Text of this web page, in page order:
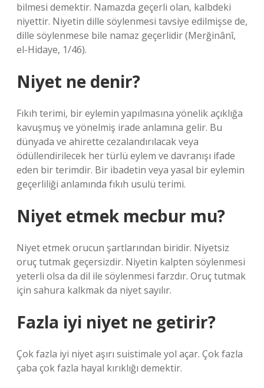
bilmesi demektir. Namazda geçerli olan, kalbdeki
niyettir. Niyetin dille söylenmesi tavsiye edilmişse de,
dille söylenmese bile namaz geçerlidir (Merğinânî,
el-Hidaye, 1/46).
Niyet ne denir?
Fıkıh terimi, bir eylemin yapılmasına yönelik açıklığa
kavuşmuş ve yönelmiş irade anlamına gelir. Bu
dünyada ve ahirette cezalandırılacak veya
ödüllendirilecek her türlü eylem ve davranışı ifade
eden bir terimdir. Bir ibadetin veya yasal bir eylemin
geçerliliği anlamında fıkıh usulü terimi.
Niyet etmek mecbur mu?
Niyet etmek orucun şartlarından biridir. Niyetsiz
oruç tutmak geçersizdir. Niyetin kalpten söylenmesi
yeterli olsa da dil ile söylenmesi farzdır. Oruç tutmak
için sahura kalkmak da niyet sayılır.
Fazla iyi niyet ne getirir?
Çok fazla iyi niyet aşırı suistimale yol açar. Çok fazla
çaba çok fazla hayal kırıklığı demektir.